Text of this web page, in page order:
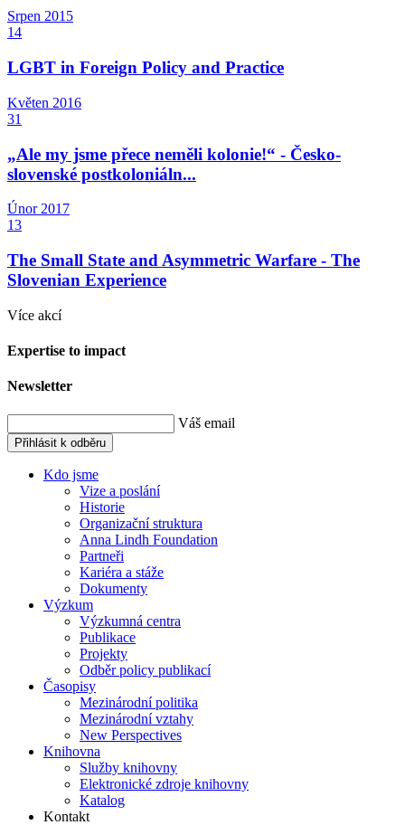
Srpen 2015
14
LGBT in Foreign Policy and Practice
Květen 2016
31
„Ale my jsme přece neměli kolonie!“ - Česko-
slovenské postkoloniáln...
Únor 2017
13
The Small State and Asymmetric Warfare - The
Slovenian Experience
Více akcí
Expertise to impact
Newsletter
Váš email
Přihlásit k odběru
Kdo jsme
Vize a poslání
Historie
Organizační struktura
Anna Lindh Foundation
Partneři
Kariéra a stáže
Dokumenty
Výzkum
Výzkumná centra
Publikace
Projekty
Odběr policy publikací
Časopisy
Mezinárodní politika
Mezinárodní vztahy
New Perspectives
Knihovna
Služby knihovny
Elektronické zdroje knihovny
Katalog
Kontakt